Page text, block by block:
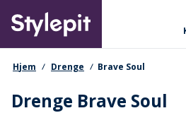
main
content
Primary departments
navigationssti
Hjem Drenge Brave Soul
Drenge Brave Soul